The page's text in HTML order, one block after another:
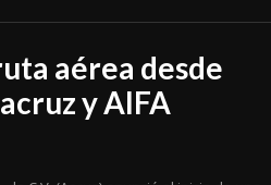
aérea desde
y AIFA